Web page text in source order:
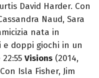
David Harder. Con
Naud, Sara
nata in
doppi giochi in un
Visions (2014,
Isla Fisher, Jim